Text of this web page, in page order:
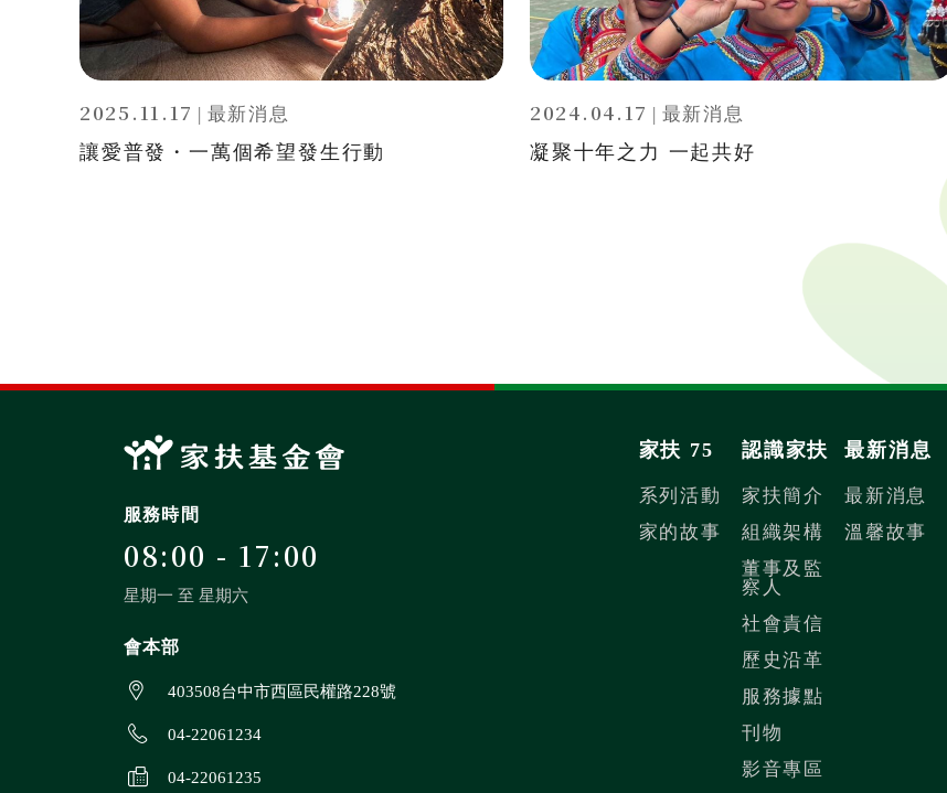
2025.11.17 | 最新消息
讓愛普發・一萬個希望發生行動
2024.04.17 | 最新消息
凝聚十年之力 一起共好
服務時間
08:00 - 17:00
星期一 至 星期六
會本部
403508台中市西區民權路228號
04-22061234
04-22061235
家扶 75
系列活動
家的故事
認識家扶
家扶簡介
組織架構
董事及監
察人
社會責信
歷史沿革
服務據點
刊物
影音專區
最新消息
最新消息
溫馨故事